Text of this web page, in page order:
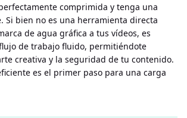
comprimida y tenga una
Si bien no es una herramienta directa
de agua gráfica a tus vídeos, es
de trabajo fluido, permitiéndote
creativa y la seguridad de tu contenido.
es el primer paso para una carga